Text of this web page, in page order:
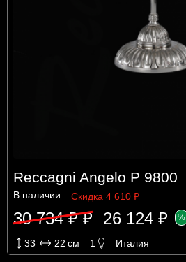
Reccagni Angelo P 9800
В наличии Скидка 4 610 ₽
30 734 ₽ ₽ 26 124 ₽ %
33 22 см 1 Италия